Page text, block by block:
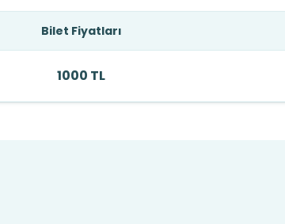
Bilet Fiyatları
1000 TL